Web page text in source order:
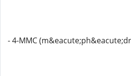
- 4-MMC